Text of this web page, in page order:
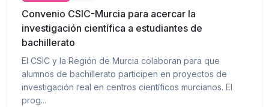
Convenio CSIC-Murcia para acercar la
investigación científica a estudiantes de
bachillerato
El CSIC y la Región de Murcia colaboran para que
alumnos de bachillerato participen en proyectos de
investigación real en centros científicos murcianos. El
prog...